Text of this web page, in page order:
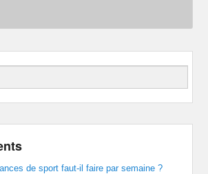
de sport faut-il faire par semaine ?